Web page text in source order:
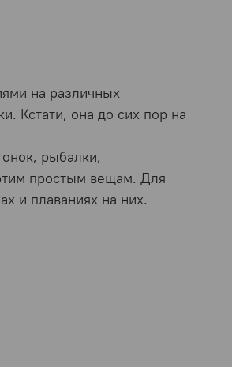
на различных
Кстати, она до сих пор на
рыбалки,
простым вещам. Для
и плаваниях на них.